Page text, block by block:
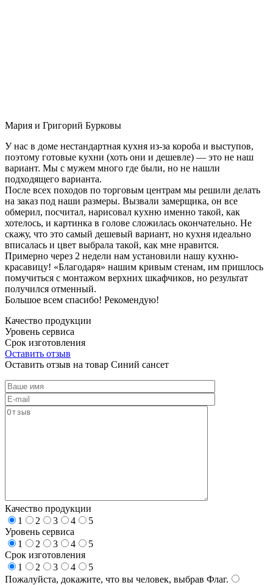
Мария и Григорий Бурковы
У нас в доме нестандартная кухня из-за короба и выступов,
поэтому готовые кухни (хоть они и дешевле) — это не наш
вариант. Мы с мужем много где были, но не нашли
подходящего варианта.
После всех походов по торговым центрам мы решили делать
на заказ под наши размеры. Вызвали замерщика, он все
обмерил, посчитал, нарисовал кухню именно такой, как
хотелось, и картинка в голове сложилась окончательно. Не
скажу, что это самый дешевый вариант, но кухня идеально
вписалась и цвет выбрала такой, как мне нравится.
Примерно через 2 недели нам установили нашу кухню-
красавицу! «Благодаря» нашим кривым стенам, им пришлось
помучиться с монтажом верхних шкафчиков, но результат
получился отменный.
Большое всем спасибо! Рекомендую!
Качество продукции
Уровень сервиса
Срок изготовления
Оставить отзыв
Оставить отзыв на товар Синий сансет
Качество продукции
1
2 3 4
5
Уровень сервиса
1
2 3 4
5
Срок изготовления
1
2 3 4
5
Пожалуйста, докажите, что вы человек, выбрав Флаг.